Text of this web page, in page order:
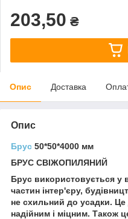
203,50 ₴
Опис Доставка
Опис
Брус 50*50*4000 мм
БРУС СВІЖОПИЛЯНИЙ
Брус використовується у
частин інтер'єру,
не схильний до усадки. Це
надійним і міцним. Також